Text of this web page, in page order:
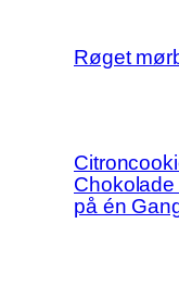
Røget
på én